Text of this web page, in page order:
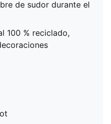
de sudor durante el
100 % reciclado,